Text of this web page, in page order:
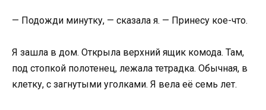
— Подожди минутку, — сказала я. — Принесу кое-что.
Я зашла в дом. Открыла верхний ящик комода. Там,
под стопкой полотенец, лежала тетрадка. Обычная, в
клетку, с загнутыми уголками. Я вела её семь лет.